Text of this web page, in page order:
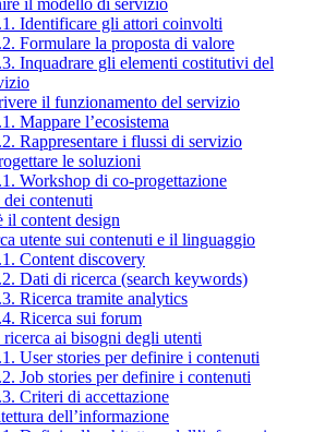
Identificare gli attori coinvolti
Formulare la proposta di valore
Inquadrare gli elementi costitutivi del
il funzionamento del servizio
Mappare l’ecosistema
Rappresentare i flussi di servizio
le soluzioni
Workshop di co-progettazione
contenuti
il content design
utente sui contenuti e il linguaggio
Content discovery
Dati di ricerca (search keywords)
Ricerca tramite analytics
Ricerca sui forum
ai bisogni degli utenti
User stories per definire i contenuti
Job stories per definire i contenuti
Criteri di accettazione
dell’informazione